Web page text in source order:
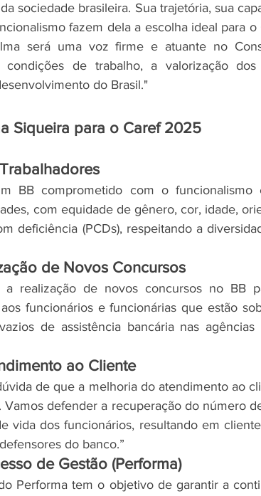
sociedade brasileira. Sua trajetória, sua
fazem dela a escolha ideal para
será uma voz firme e atuante no
condições de trabalho, a valorização
do Brasil."
Siqueira para o Caref 2025
BB comprometido com o
com equidade de gênero, cor, idade,
deficiência (PCDs), respeitando a
de Novos Concursos
a realização de novos concursos no BB
funcionários e funcionárias que estão
de assistência bancária nas
ao Cliente
de que a melhoria do atendimento ao
defender a recuperação do número
vida dos funcionários, resultando em
do banco.”
de Gestão (Performa)
Performa tem o objetivo de garantir a